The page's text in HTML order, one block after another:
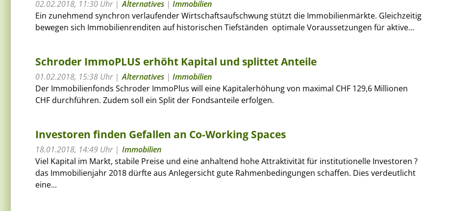
02.02.2018, 11:30 Uhr Alternatives | Immobilien
Ein zunehmend synchron verlaufender Wirtschaftsaufschwung stützt die Immobilienmärkte. Gleichzeitig
bewegen sich Immobilienrenditen auf historischen Tiefständen  optimale Voraussetzungen für aktive...
Schroder ImmoPLUS erhöht Kapital und splittet Anteile
01.02.2018, 15:38 Uhr Alternatives | Immobilien
Der Immobilienfonds Schroder ImmoPlus will eine Kapitalerhöhung von maximal CHF 129,6 Millionen
CHF durchführen. Zudem soll ein Split der Fondsanteile erfolgen.
Investoren finden Gefallen an Co-Working Spaces
18.01.2018, 14:49 Uhr
Immobilien
Viel Kapital im Markt, stabile Preise und eine anhaltend hohe Attraktivität für institutionelle Investoren ?
das Immobilienjahr 2018 dürfte aus Anlegersicht gute Rahmenbedingungen schaffen. Dies verdeutlicht
eine...